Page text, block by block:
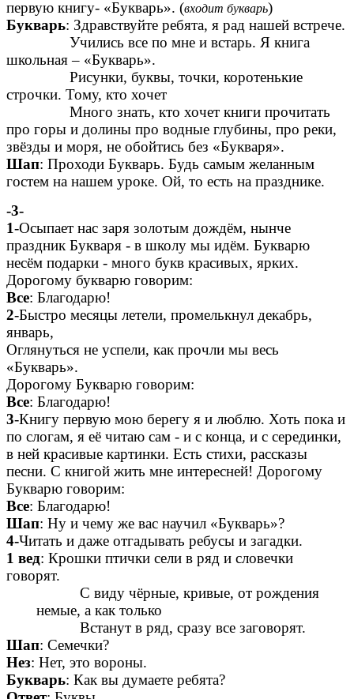
первую книгу- «Букварь». (входит букварь)
Букварь: Здравствуйте ребята, я рад нашей встрече.
Учились все по мне и встарь. Я книга
школьная – «Букварь».
Рисунки, буквы, точки, коротенькие
строчки. Тому, кто хочет
Много знать, кто хочет книги прочитать
про горы и долины про водные глубины, про реки,
звёзды и моря, не обойтись без «Букваря».
Шап: Проходи Букварь. Будь самым желанным
гостем на нашем уроке. Ой, то есть на празднике.
-3-
1-Осыпает нас заря золотым дождём, нынче
праздник Букваря - в школу мы идём. Букварю
несём подарки - много букв красивых, ярких.
Дорогому букварю говорим:
Все: Благодарю!
2-Быстро месяцы летели, промелькнул декабрь,
январь,
Оглянуться не успели, как прочли мы весь
«Букварь».
Дорогому Букварю говорим:
Все: Благодарю!
3-Книгу первую мою берегу я и люблю. Хоть пока и
по слогам, я её читаю сам - и с конца, и с серединки,
в ней красивые картинки. Есть стихи, рассказы
песни. С книгой жить мне интересней! Дорогому
Букварю говорим:
Все: Благодарю!
Шап: Ну и чему же вас научил «Букварь»?
4-Читать и даже отгадывать ребусы и загадки.
1 вед: Крошки птички сели в ряд и словечки
говорят.
С виду чёрные, кривые, от рождения
немые, а как только
Встанут в ряд, сразу все заговорят.
Шап: Семечки?
Нез: Нет, это вороны.
Букварь: Как вы думаете ребята?